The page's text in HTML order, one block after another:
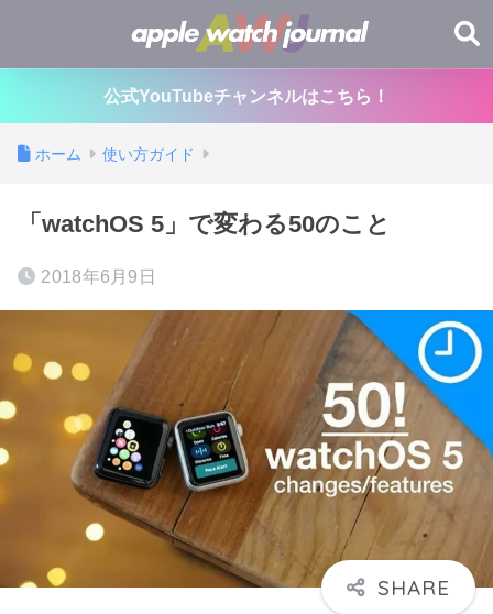
公式YouTubeチャンネルはこちら！
ホーム 使い方ガイド
「watchOS 5」で変わる50のこと
2018年6月9日